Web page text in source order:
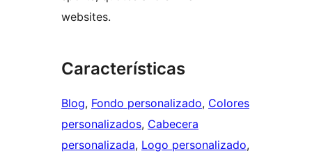
websites.
Características
Blog, Fondo personalizado, Colores
personalizados, Cabecera
personalizada, Logo personalizado